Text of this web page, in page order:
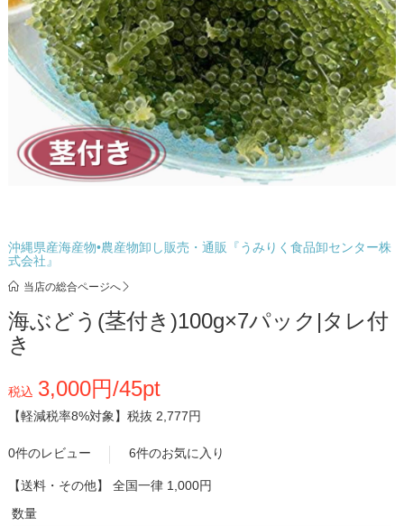
沖縄県産海産物•農産物卸し販売・通販『うみりく食品卸センター株
式会社』
当店の総合ページへ
海ぶどう(茎付き)100g×7パック|タレ付
き
税込 3,000円/45pt
【軽減税率8%対象】 税抜 2,777円
0件のレビュー 6件のお気に入り
【送料・その他】 全国一律 1,000円
数量